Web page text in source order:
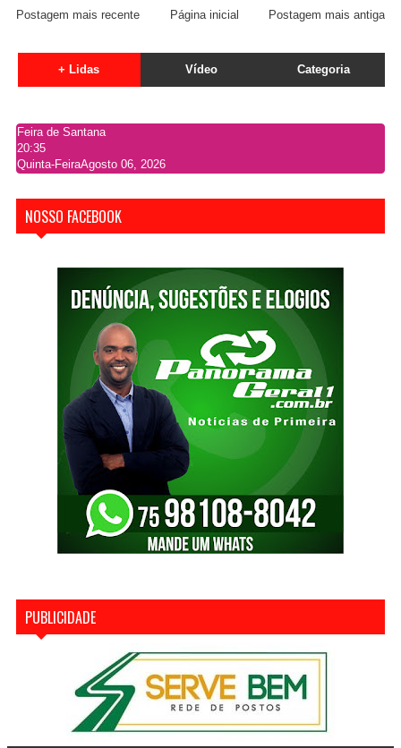
Postagem mais recente Postagem mais antiga
Página inicial
+ Lidas Vídeo Categoria
Feira de Santana
20:35
Quinta-FeiraAgosto 06, 2026
NOSSO FACEBOOK
PUBLICIDADE